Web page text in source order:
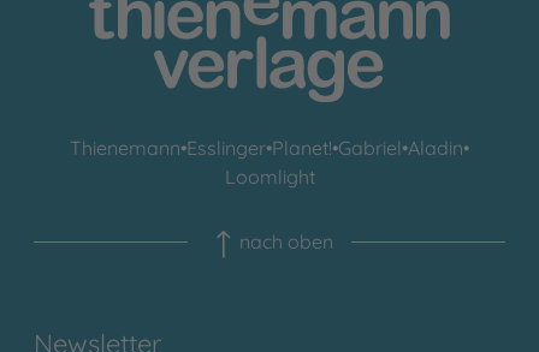
Thienemann•Esslinger•Planet!•Gabriel•Aladin•
Loomlight
nach oben
Newsletter